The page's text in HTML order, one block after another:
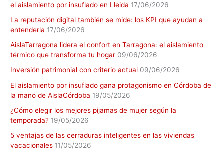
el aislamiento por insuflado en Lleida 17/06/2026
La reputación digital también se mide: los KPI que ayudan a
entenderla 17/06/2026
AislaTarragona lidera el confort en Tarragona: el aislamiento
térmico que transforma tu hogar 09/06/2026
Inversión patrimonial con criterio actual 09/06/2026
El aislamiento por insuflado gana protagonismo en Córdoba de
la mano de AislaCórdoba 19/05/2026
¿Cómo elegir los mejores pijamas de mujer según la
temporada? 19/05/2026
5 ventajas de las cerraduras inteligentes en las viviendas
vacacionales 11/05/2026